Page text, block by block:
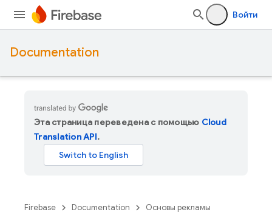
Войти
Documentation
Эта страница переведена с помощью Cloud
Translation API.
Firebase Documentation Основы рекламы